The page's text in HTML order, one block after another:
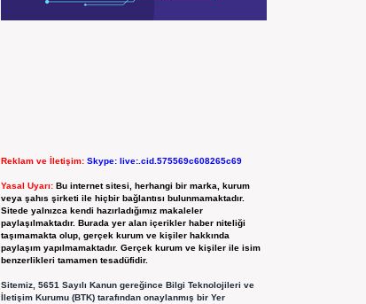
Reklam ve İletişim: Skype: live:.cid.575569c608265c69
Yasal Uyarı: Bu internet sitesi, herhangi bir marka, kurum
veya şahıs şirketi ile hiçbir bağlantısı bulunmamaktadır.
Sitede yalnızca kendi hazırladığımız makaleler
paylaşılmaktadır. Burada yer alan içerikler haber niteliği
taşımamakta olup, gerçek kurum ve kişiler hakkında
paylaşım yapılmamaktadır. Gerçek kurum ve kişiler ile isim
benzerlikleri tamamen tesadüfidir.
Sitemiz, 5651 Sayılı Kanun gereğince Bilgi Teknolojileri ve
İletişim Kurumu (BTK) tarafından onaylanmış bir Yer